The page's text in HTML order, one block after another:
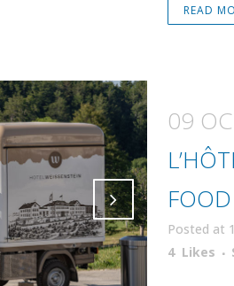
READ
Attiva comando
09
Posted at
4 Likes